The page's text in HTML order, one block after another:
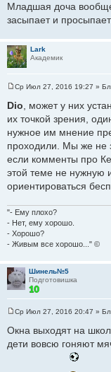
Младшая доча
засыпает и
Lark
Академик
о
о
б
е
н
е
Ср Июл 27, 2016 19:27 »
Dio , может у них
их точкой зрения,
нужное им мнение
проходили. Мы же не
если комменты про
этой теме не нужную
ориентироваться
"- Ему плохо?
- Нет, ему хорошо.
- Хорошо?
- Живым все хорошо..." ©
Шинель№5
Подготовишка
о
б
Ср Июл 27, 2016 20:47 »
Окна выходят на
дети вовсю гоняют